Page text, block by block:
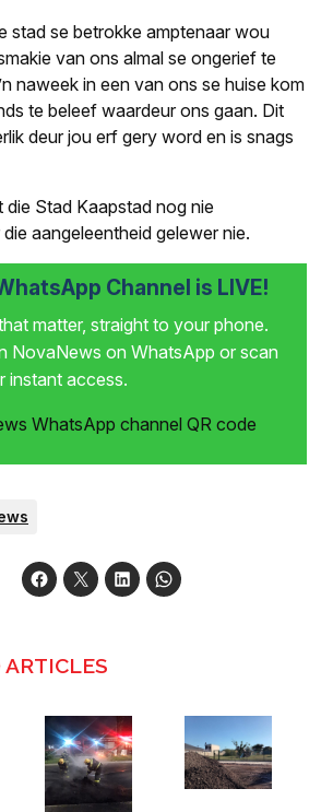
stad se betrokke amptenaar wou
van ons almal se ongerief te
naweek in een van ons se huise kom
te beleef waardeur ons gaan. Dit
deur jou erf gery word en is snags
die Stad Kaapstad nog nie
aangeleentheid gelewer nie.
Channel is LIVE!
matter, straight to your phone.
NovaNews on WhatsApp or scan
instant access.
ARTICLES